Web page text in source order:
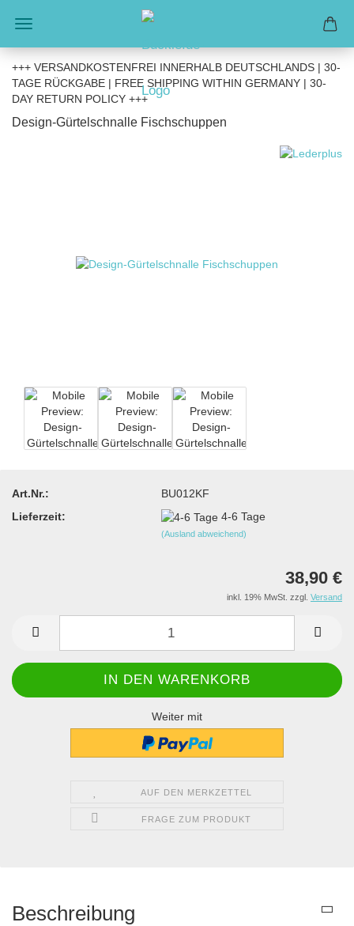
+++ VERSANDKOSTENFREI INNERHALB DEUTSCHLANDS | 30-
TAGE RÜCKGABE | FREE SHIPPING WITHIN GERMANY | 30-
DAY RETURN POLICY +++
Design-Gürtelschnalle Fischschuppen
Art.Nr.:
BU012KF
Lieferzeit:
4-6 Tage
(Ausland abweichend)
38,90 €
inkl. 19% MwSt. zzgl. Versand
Weiter mit
AUF DEN MERKZETTEL
FRAGE ZUM PRODUKT
Beschreibung